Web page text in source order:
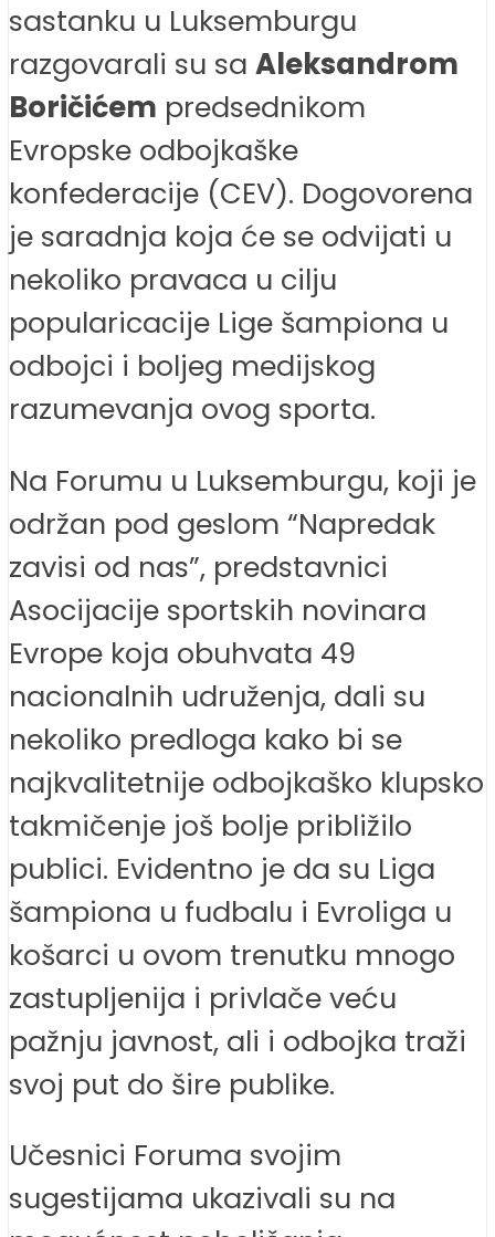
sastanku u Luksemburgu
razgovarali su sa Aleksandrom
Boričićem predsednikom
Evropske odbojkaške
konfederacije (CEV). Dogovorena
je saradnja koja će se odvijati u
nekoliko pravaca u cilju
popularicacije Lige šampiona u
odbojci i boljeg medijskog
razumevanja ovog sporta.
Na Forumu u Luksemburgu, koji je
održan pod geslom “Napredak
zavisi od nas”, predstavnici
Asocijacije sportskih novinara
Evrope koja obuhvata 49
nacionalnih udruženja, dali su
nekoliko predloga kako bi se
najkvalitetnije odbojkaško klupsko
takmičenje još bolje približilo
publici. Evidentno je da su Liga
šampiona u fudbalu i Evroliga u
košarci u ovom trenutku mnogo
zastupljenija i privlače veću
pažnju javnost, ali i odbojka traži
svoj put do šire publike.
Učesnici Foruma svojim
sugestijama ukazivali su na